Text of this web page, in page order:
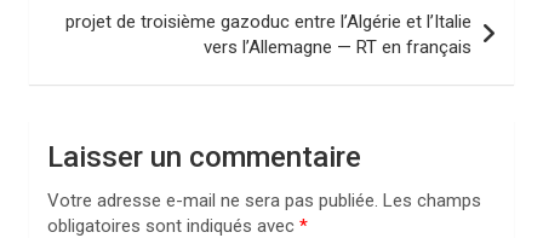
a
projet de troisième gazoduc entre l’Algérie et l’Italie
vers l’Allemagne — RT en français
Laisser un commentaire
Votre adresse e-mail ne sera pas publiée. Les champs
obligatoires sont indiqués avec *